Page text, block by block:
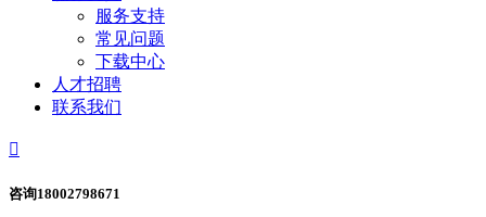
服务支持
常见问题
下载中心
人才招聘
联系我们

咨询18002798671